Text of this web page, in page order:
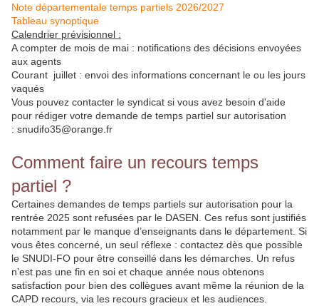
Note départementale temps partiels 2026/2027
Tableau synoptique
Calendrier prévisionnel :
A compter de mois de mai : notifications des décisions envoyées
aux agents
Courant juillet : envoi des informations concernant le ou les jours
vaqués
Vous pouvez contacter le syndicat si vous avez besoin d'aide
pour rédiger votre demande de temps partiel sur autorisation
: snudifo35@orange.fr
Comment faire un recours temps
partiel ?
Certaines demandes de temps partiels sur autorisation pour la
rentrée 2025 sont refusées par le DASEN. Ces refus sont justifiés
notamment par le manque d’enseignants dans le département. Si
vous êtes concerné, un seul réflexe : contactez dès que possible
le SNUDI-FO pour être conseillé dans les démarches. Un refus
n’est pas une fin en soi et chaque année nous obtenons
satisfaction pour bien des collègues avant même la réunion de la
CAPD recours, via les recours gracieux et les audiences.